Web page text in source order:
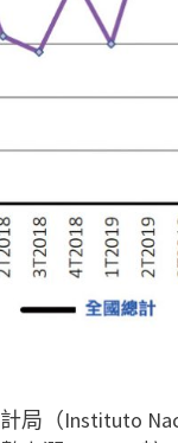
局（Instituto